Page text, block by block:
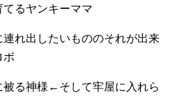
てるヤンキーママ
連れ出したいもののそれが出来
ボ
被る神様←そして牢屋に入れら